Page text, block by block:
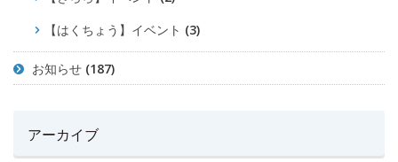
【はくちょう】イベント (3)
お知らせ (187)
アーカイブ